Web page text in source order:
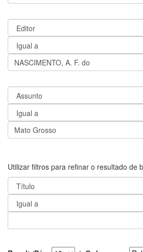
Utilizar filtros para refinar o resultado de